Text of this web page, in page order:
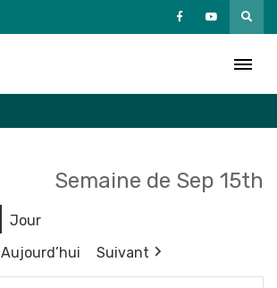
Semaine de Sep 15th
Jour
Aujourd’hui Suivant